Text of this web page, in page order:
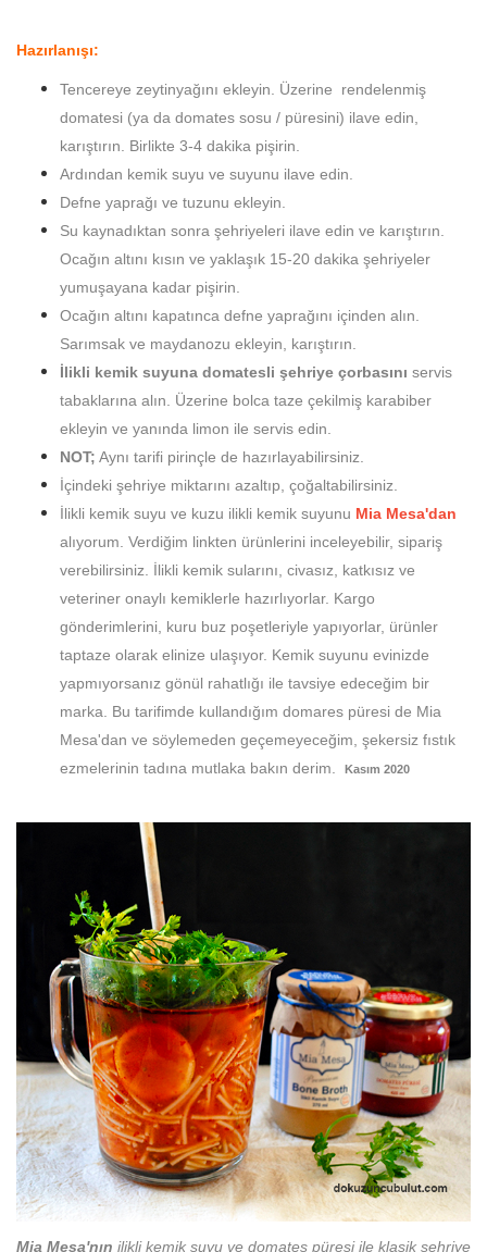
Hazırlanışı:
Tencereye zeytinyağını ekleyin. Üzerine rendelenmiş
domatesi (ya da domates sosu / püresini) ilave edin,
karıştırın. Birlikte 3-4 dakika pişirin.
Ardından kemik suyu ve suyunu ilave edin.
Defne yaprağı ve tuzunu ekleyin.
Su kaynadıktan sonra şehriyeleri ilave edin ve karıştırın.
Ocağın altını kısın ve yaklaşık 15-20 dakika şehriyeler
yumuşayana kadar pişirin.
Ocağın altını kapatınca defne yaprağını içinden alın.
Sarımsak ve maydanozu ekleyin, karıştırın.
İlikli kemik suyuna domatesli şehriye çorbasını servis
tabaklarına alın. Üzerine bolca taze çekilmiş karabiber
ekleyin ve yanında limon ile servis edin.
NOT; Aynı tarifi pirinçle de hazırlayabilirsiniz.
İçindeki şehriye miktarını azaltıp, çoğaltabilirsiniz.
İlikli kemik suyu ve kuzu ilikli kemik suyunu Mia Mesa'dan
alıyorum. Verdiğim linkten ürünlerini inceleyebilir, sipariş
verebilirsiniz. İlikli kemik sularını, civasız, katkısız ve
veteriner onaylı kemiklerle hazırlıyorlar. Kargo
gönderimlerini, kuru buz poşetleriyle yapıyorlar, ürünler
taptaze olarak elinize ulaşıyor. Kemik suyunu evinizde
yapmıyorsanız gönül rahatlığı ile tavsiye edeceğim bir
marka. Bu tarifimde kullandığım domares püresi de Mia
Mesa'dan ve söylemeden geçemeyeceğim, şekersiz fıstık
ezmelerinin tadına mutlaka bakın derim.
Kasım 2020
Mia Mesa'nın ilikli kemik suyu ve domates püresi ile klasik şehriye